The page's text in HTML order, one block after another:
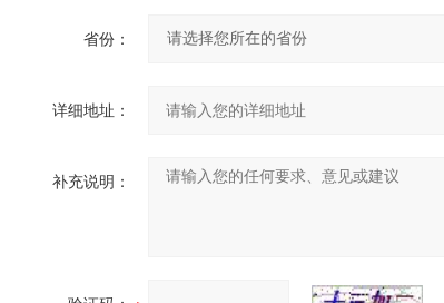
省份：
详细地址：
补充说明：